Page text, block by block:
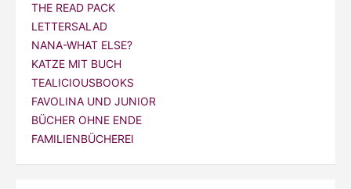
THE READ PACK
LETTERSALAD
NANA-WHAT ELSE?
KATZE MIT BUCH
TEALICIOUSBOOKS
FAVOLINA UND JUNIOR
BÜCHER OHNE ENDE
FAMILIENBÜCHEREI